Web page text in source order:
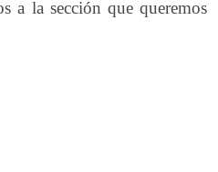
a la sección que queremos